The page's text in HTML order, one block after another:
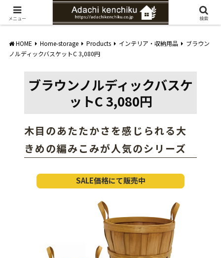
愛知県みよし市の工務店。自然素材を使ったナチュラルな家づくりをご提案
HOME Home-storage Products インテリア・収納用品
ブラウン
ノルディックバスケットC 3,080円
ブラウンノルディックバスケ
ットC 3,080円
木目のあたたかさを感じられる大
きめの編みこみが人気のシリーズ
SALE価格にて販売中
メニュー 検索